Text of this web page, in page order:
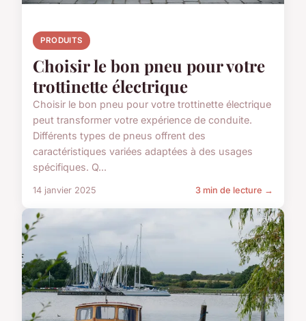
PRODUITS
Choisir le bon pneu pour votre
trottinette électrique
Choisir le bon pneu pour votre trottinette électrique
peut transformer votre expérience de conduite.
Différents types de pneus offrent des
caractéristiques variées adaptées à des usages
spécifiques. Q...
14 janvier 2025 3 min de lecture →